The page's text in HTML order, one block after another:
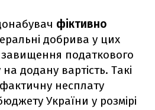
фіктивно
добрива у цих
податкового
додану вартість. Такі
несплату
України у розмірі